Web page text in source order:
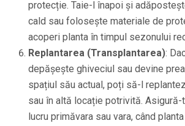
protecție. Taie-l înapoi și
cald sau folosește materiale de
acoperi planta în timpul sezonului
Replantarea (Transplantarea):
depășește ghiveciul sau devine
spațiul său actual, poți să-l
sau în altă locație potrivită.
lucru primăvara sau vara, când